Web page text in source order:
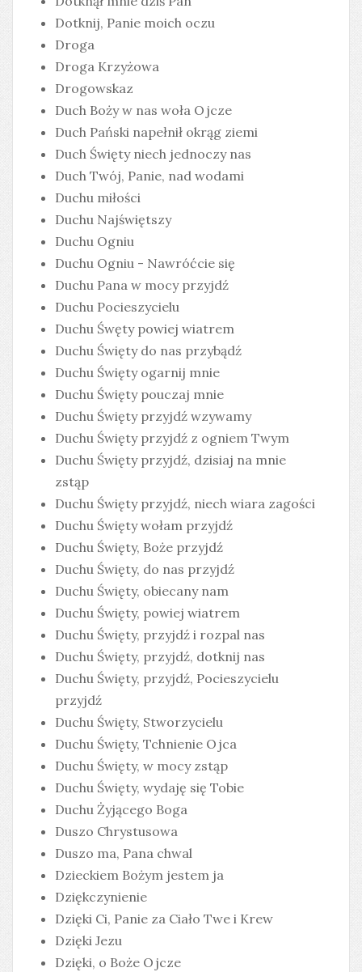
Dotknij, Panie moich oczu
Droga
Droga Krzyżowa
Drogowskaz
Duch Boży w nas woła Ojcze
Duch Pański napełnił okrąg ziemi
Duch Święty niech jednoczy nas
Duch Twój, Panie, nad wodami
Duchu miłości
Duchu Najświętszy
Duchu Ogniu
Duchu Ogniu - Nawróćcie się
Duchu Pana w mocy przyjdź
Duchu Pocieszycielu
Duchu Śwęty powiej wiatrem
Duchu Święty do nas przybądź
Duchu Święty ogarnij mnie
Duchu Święty pouczaj mnie
Duchu Święty przyjdź wzywamy
Duchu Święty przyjdź z ogniem Twym
Duchu Święty przyjdź, dzisiaj na mnie
zstąp
Duchu Święty przyjdź, niech wiara zagości
Duchu Święty wołam przyjdź
Duchu Święty, Boże przyjdź
Duchu Święty, do nas przyjdź
Duchu Święty, obiecany nam
Duchu Święty, powiej wiatrem
Duchu Święty, przyjdź i rozpal nas
Duchu Święty, przyjdź, dotknij nas
Duchu Święty, przyjdź, Pocieszycielu
przyjdź
Duchu Święty, Stworzycielu
Duchu Święty, Tchnienie Ojca
Duchu Święty, w mocy zstąp
Duchu Święty, wydaję się Tobie
Duchu Żyjącego Boga
Duszo Chrystusowa
Duszo ma, Pana chwal
Dzieckiem Bożym jestem ja
Dziękczynienie
Dzięki Ci, Panie za Ciało Twe i Krew
Dzięki Jezu
Dzięki, o Boże Ojcze